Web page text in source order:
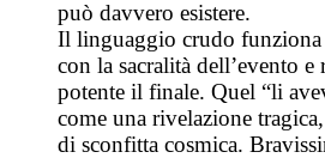
può davvero esistere.
Il linguaggio crudo funziona
con la sacralità dell’evento e
potente il finale. Quel “li
come una rivelazione
di sconfitta cosmica.